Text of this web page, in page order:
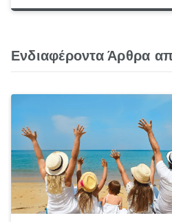
Ενδιαφέροντα Άρθρα